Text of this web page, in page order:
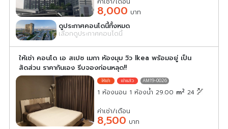
8,000 บาท
ดูประกาศคอนโดนี้ทั้งหมด
เลือกดูประกาศคอนโดนี้
ให้เช่า คอนโด เอ สเปซ เมกา ห้องมุม วิว Ikea พร้อมอยู่ เป็น
สัดส่วน ราคากันเอง รีบจองก่อนหลุด!!
AM19-0026
1 ห้องนอน 1 ห้องน้ำ 29.00 m2 24
ค่าเช่า/เดือน
8,500 บาท